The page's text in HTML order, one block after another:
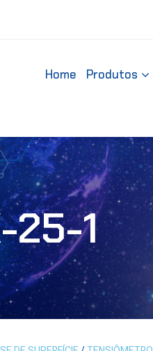
Home Produtos
25-1